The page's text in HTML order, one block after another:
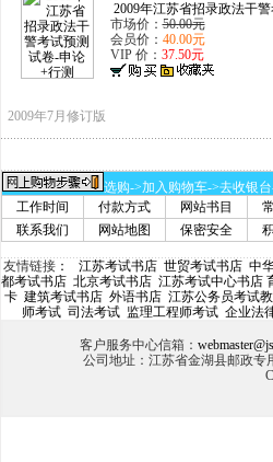
2009年江苏省招录政法干
市场价：50.00元
会员价： 40.00元
VIP 价： 37.50元
2009年7月修订版
选购->加入购物车->去收银
工作时间
付款方式 网站书目
联系我们
网站地图 保密安全
友情链接： 江苏考试书店 世贸考试书店 中
都考试书店 北京考试书店 江苏考试中心书店
卡 建筑考试书店 外语书店 江苏公务员考试
师考试 司法考试 监理工程师考试 企业法
客户服务中心信箱：
公司地址：江苏省金湖县邮政